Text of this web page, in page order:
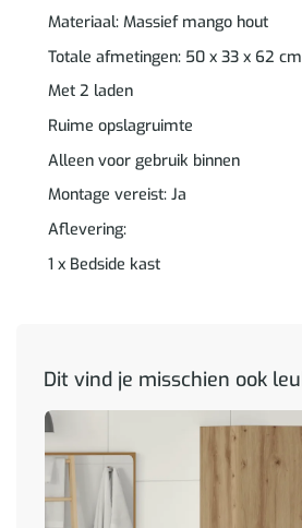
Materiaal: Massief mango hout
Totale afmetingen: 50 x 33 x 62
Met 2 laden
Ruime opslagruimte
Alleen voor gebruik binnen
Montage vereist: Ja
Aflevering:
1 x Bedside kast
Dit vind je misschien ook